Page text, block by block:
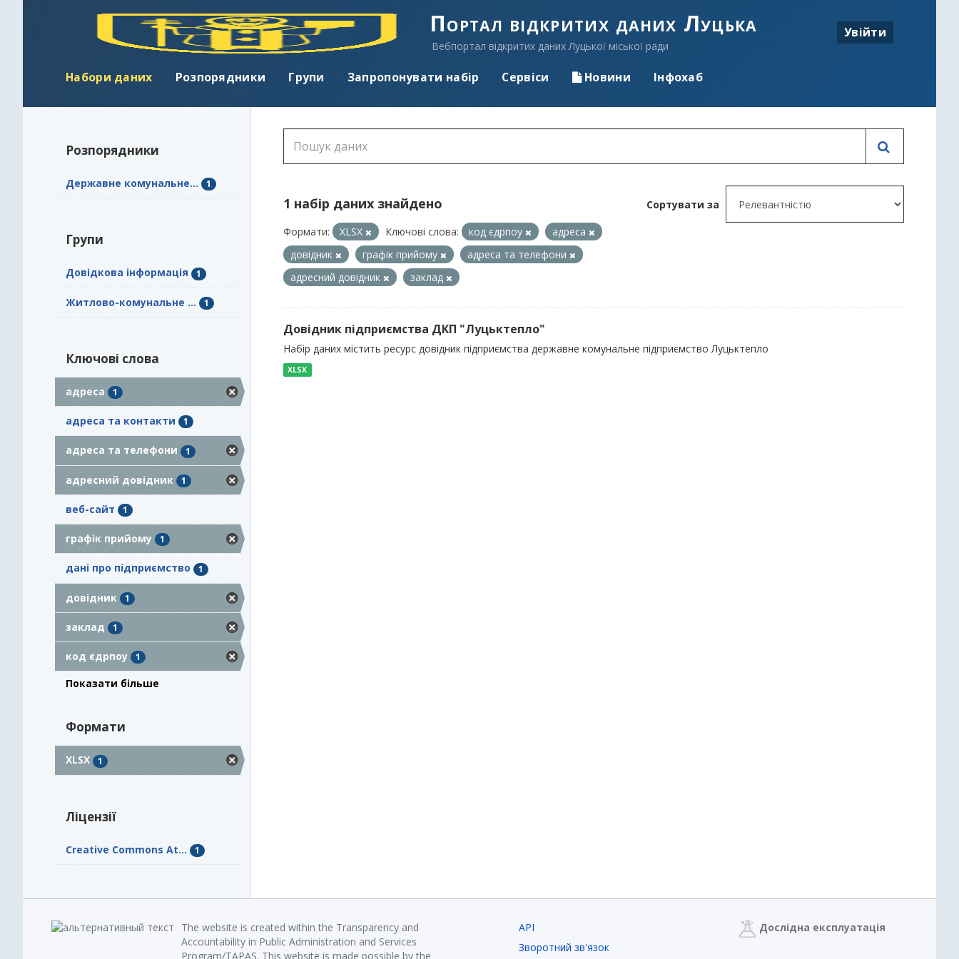
Портал відкритих даних Луцька
Вебпортал відкритих даних Луцької міської ради
Увійти
Набори даних Розпорядники Групи Запропонувати набір Сервіси Новини Інфохаб
Розпорядники
Державне комунальне... 1
Групи
Довідкова інформація 1
Житлово-комунальне ... 1
Ключові слова
адреса 1
адреса та контакти 1
адреса та телефони 1
адресний довідник 1
веб-сайт 1
графік прийому 1
дані про підприємство 1
довідник 1
заклад 1
код єдрпоу 1
Показати більше
Формати
XLSX 1
Ліцензії
Creative Commons At... 1
Сортувати за
1 набір даних знайдено
Формати: XLSX Ключові слова: код єдрпоу
адреса
довідник
графік прийому
адреса та телефони
адресний довідник
заклад
Довідник підприємства ДКП "Луцьктепло"
Набір даних містить ресурс довідник підприємства державне комунальне підприємство Луцьктепло
XLSX
The website is created within the Transparency and
Accountability in Public Administration and Services
Program/TAPAS. This website is made possible by the
API
Зворотний зв'язок
Дослідна експлуатація